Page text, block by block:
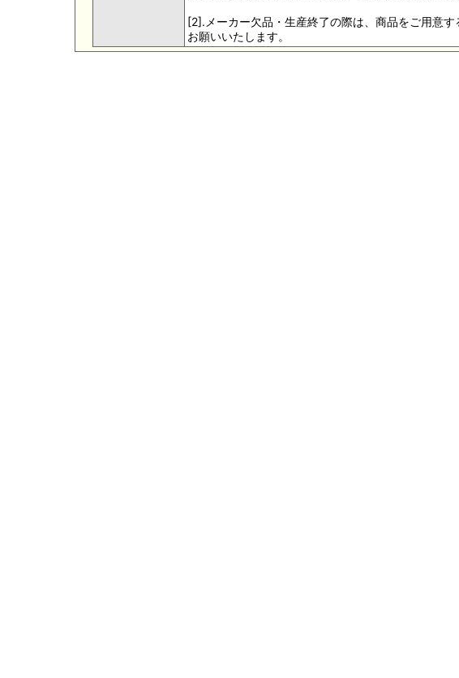
[2].メーカー欠品・生産終了の際は、商品をご用意
お願いいたします。